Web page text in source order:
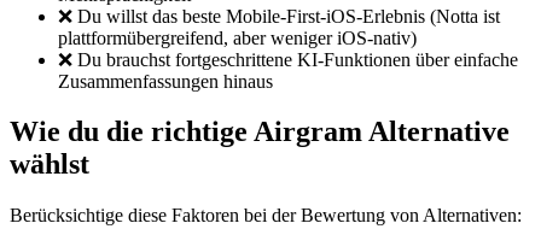
❌ Du willst das beste Mobile-First-iOS-Erlebnis (Notta ist
plattformübergreifend, aber weniger iOS-nativ)
❌ Du brauchst fortgeschrittene KI-Funktionen über einfache
Zusammenfassungen hinaus
Wie du die richtige Airgram Alternative
wählst
Berücksichtige diese Faktoren bei der Bewertung von Alternativen: